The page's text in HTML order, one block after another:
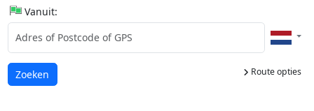
Vanuit:
Route opties
Laden...
Zoeken